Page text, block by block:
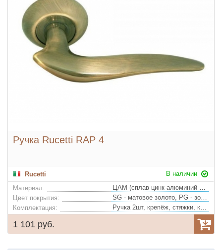
Ручка Rucetti RAP 4
Rucetti
В наличии
Материал:
ЦАМ (сплав цинк-алюминий-медь)
Цвет покрытия:
SG - матовое золото, PG - золото, AB - античная бронза
Комплектация:
Ручка 2шт, крепёж, стяжки, квадрат
1 101 руб.